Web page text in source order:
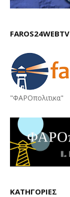
FAROS24WEBTV
"ΦΑΡΟπολιτικα"
ΚΑΤΗΓΟΡΙΕΣ